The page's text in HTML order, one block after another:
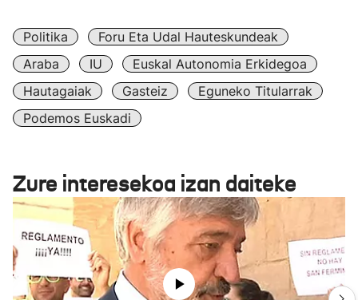
Politika
Foru Eta Udal Hauteskundeak
Araba
IU
Euskal Autonomia Erkidegoa
Hautagaiak
Gasteiz
Eguneko Titularrak
Podemos Euskadi
Zure interesekoa izan daiteke